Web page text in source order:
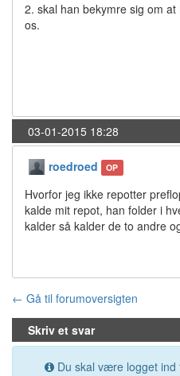
2. skal han bekymre sig om
os.
03-01-2015 18:28
roedroed OP
Hvorfor jeg ikke repotter
kalde mit repot, han folder i
kalder så kalder de to andre
← Gå til forumoversigten
Skriv et svar
Du skal være logget ind